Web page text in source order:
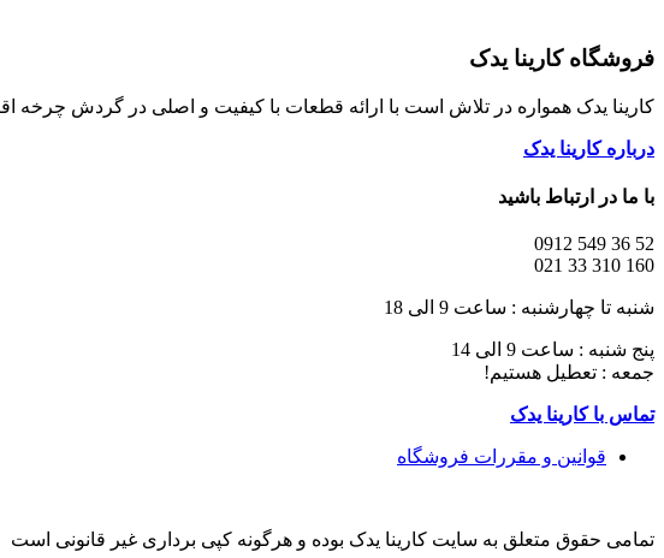
فروشگاه کارینا یدک
کارینا یدک همواره در تلاش است با ارائه قطعات با کیفیت و اصلی در گردش چرخه
درباره کارینا یدک
با ما در ارتباط باشید
52 36 549 0912
160 310 33 021
شنبه تا چهارشنبه : ساعت 9 الی 18
پنج شنبه : ساعت 9 الی 14
جمعه : تعطیل هستیم!
تماس با کارینا یدک
قوانین و مقررات فروشگاه
تمامی حقوق متعلق به سایت کارینا یدک بوده و هرگونه کپی برداری غیر قانونی است